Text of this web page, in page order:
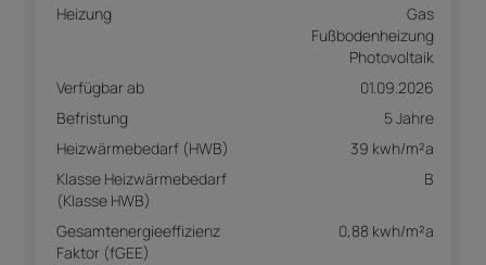
Heizung
Gas
Fußbodenheizung
Photovoltaik
Verfügbar ab
01.09.2026
Befristung
5 Jahre
Heizwärmebedarf (HWB)
39 kwh/m²a
Klasse Heizwärmebedarf
(Klasse HWB)
B
Gesamtenergieeffizienz
Faktor (fGEE)
0,88 kwh/m²a